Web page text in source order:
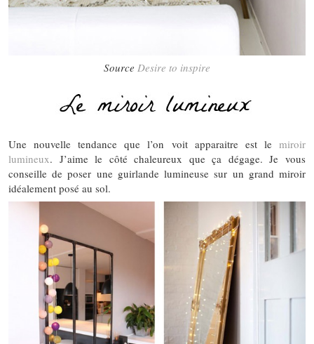
Source Desire to inspire
Une nouvelle tendance que l’on voit apparaitre est le miroir
lumineux. J’aime le côté chaleureux que ça dégage. Je vous
conseille de poser une guirlande lumineuse sur un grand miroir
idéalement posé au sol.